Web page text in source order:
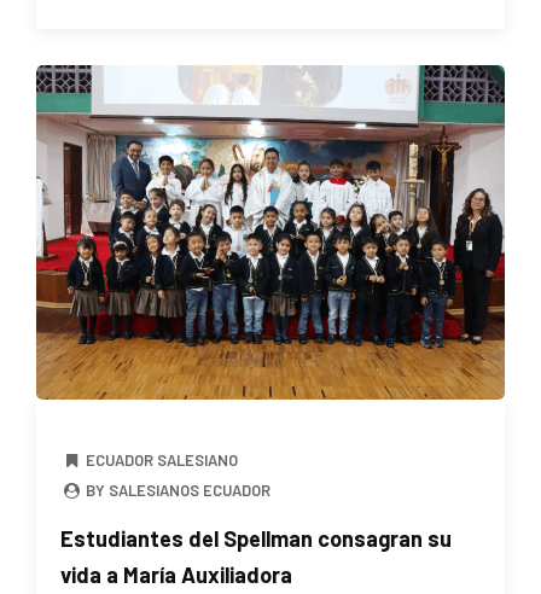
ECUADOR SALESIANO
BY SALESIANOS ECUADOR
Estudiantes del Spellman consagran su
vida a María Auxiliadora